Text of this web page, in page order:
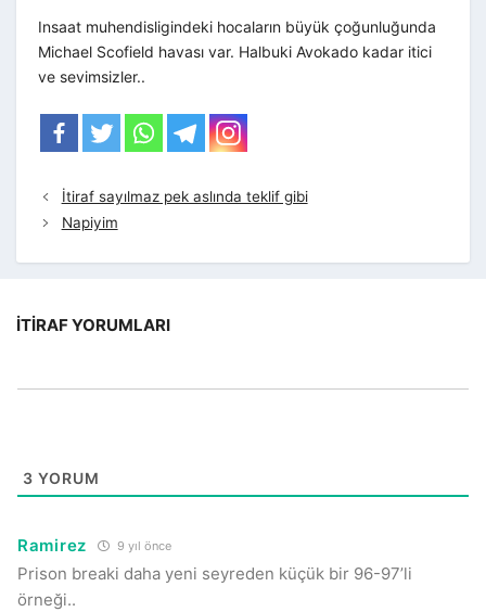
Insaat muhendisligindeki hocaların büyük çoğunluğunda
Michael Scofield havası var. Halbuki Avokado kadar itici
ve sevimsizler..
İtiraf sayılmaz pek aslında teklif gibi
Napiyim
İTIRAF YORUMLARI
3 YORUM
Ramirez 9 yıl önce
Prison breaki daha yeni seyreden küçük bir 96-97’li
örneği..